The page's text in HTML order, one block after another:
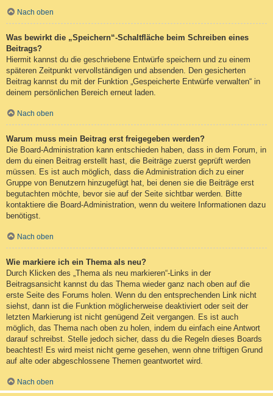
Nach oben
Was bewirkt die „Speichern“-Schaltfläche beim Schreiben eines
Beitrags?
Hiermit kannst du die geschriebene Entwürfe speichern und zu einem
späteren Zeitpunkt vervollständigen und absenden. Den gesicherten
Beitrag kannst du mit der Funktion „Gespeicherte Entwürfe verwalten“ in
deinem persönlichen Bereich erneut laden.
Nach oben
Warum muss mein Beitrag erst freigegeben werden?
Die Board-Administration kann entschieden haben, dass in dem Forum, in
dem du einen Beitrag erstellt hast, die Beiträge zuerst geprüft werden
müssen. Es ist auch möglich, dass die Administration dich zu einer
Gruppe von Benutzern hinzugefügt hat, bei denen sie die Beiträge erst
begutachten möchte, bevor sie auf der Seite sichtbar werden. Bitte
kontaktiere die Board-Administration, wenn du weitere Informationen dazu
benötigst.
Nach oben
Wie markiere ich ein Thema als neu?
Durch Klicken des „Thema als neu markieren“-Links in der
Beitragsansicht kannst du das Thema wieder ganz nach oben auf die
erste Seite des Forums holen. Wenn du den entsprechenden Link nicht
siehst, dann ist die Funktion möglicherweise deaktiviert oder seit der
letzten Markierung ist nicht genügend Zeit vergangen. Es ist auch
möglich, das Thema nach oben zu holen, indem du einfach eine Antwort
darauf schreibst. Stelle jedoch sicher, dass du die Regeln dieses Boards
beachtest! Es wird meist nicht gerne gesehen, wenn ohne triftigen Grund
auf alte oder abgeschlossene Themen geantwortet wird.
Nach oben